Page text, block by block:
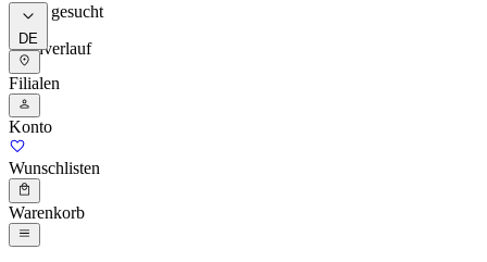
Meist gesucht
Suchverlauf
DE
Filialen
Konto
Wunschlisten
Warenkorb